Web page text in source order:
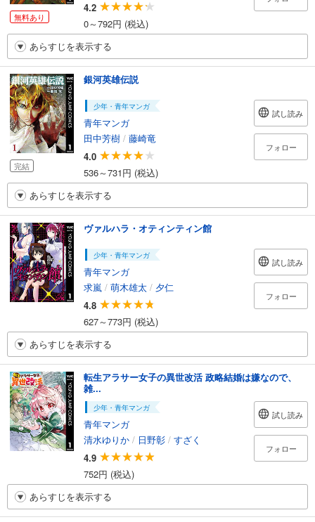
無料あり
4.2
0～792円 (税込)
あらすじを表示する
完結
銀河英雄伝説
少年・青年マンガ
青年マンガ
田中芳樹 / 藤崎竜
4.0
536～731円 (税込)
試し読み
フォロー
あらすじを表示する
ヴァルハラ・オティンティン館
少年・青年マンガ
青年マンガ
求嵐 / 萌木雄太 / 夕仁
4.8
627～773円 (税込)
試し読み
フォロー
あらすじを表示する
転生アラサー女子の異世改活 政略結婚は嫌なので、
雑...
少年・青年マンガ
青年マンガ
清水ゆりか / 日野彰 / すざく
4.9
752円 (税込)
試し読み
フォロー
あらすじを表示する